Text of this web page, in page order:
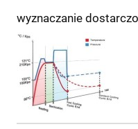
wyznaczanie